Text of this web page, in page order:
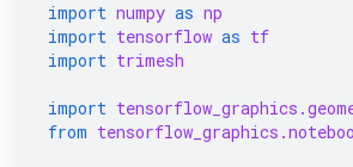
import numpy as np
import tensorflow as tf
import trimesh
import
from